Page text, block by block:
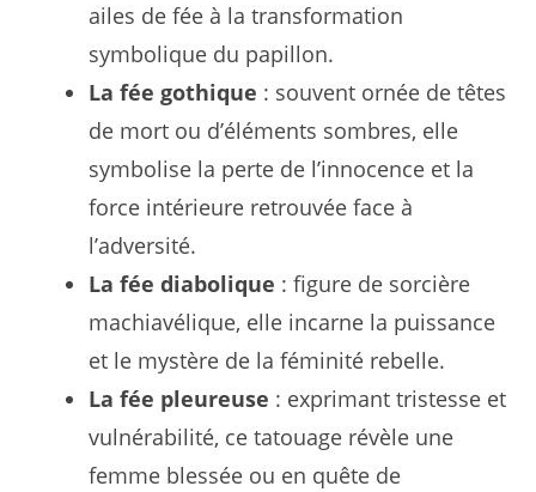
ailes de fée à la transformation
symbolique du papillon.
La fée gothique : souvent ornée de têtes
de mort ou d’éléments sombres, elle
symbolise la perte de l’innocence et la
force intérieure retrouvée face à
l’adversité.
La fée diabolique : figure de sorcière
machiavélique, elle incarne la puissance
et le mystère de la féminité rebelle.
La fée pleureuse : exprimant tristesse et
vulnérabilité, ce tatouage révèle une
femme blessée ou en quête de